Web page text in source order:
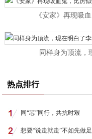
《安家》再现吸
同样身为顶流，
热点排行
同“芯”同行，共抗时艰
想要“说走就走”不如先做